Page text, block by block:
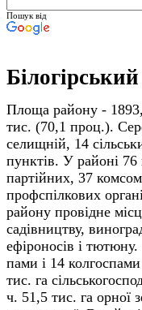
Пошук від
Площа району -
тис. (70,1 проц.).
селищній, 14
пунктів. У районі
партійних, 37
профспілкових
району провідне
садівництву,
ефіроносів і
пами і 14
тис. га
ч. 51,5 тис. га орної